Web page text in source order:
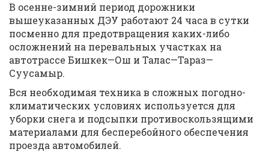
В осенне-зимний период дорожники
вышеуказанных ДЭУ работают 24 часа в сутки
посменно для предотвращения каких-либо
осложнений на перевальных участках на
автотрассе Бишкек—Ош и Талас—Тараз—
Суусамыр.
Вся необходимая техника в сложных погодно-
климатических условиях используется для
уборки снега и подсыпки противоскользящими
материалами для бесперебойного обеспечения
проезда автомобилей.